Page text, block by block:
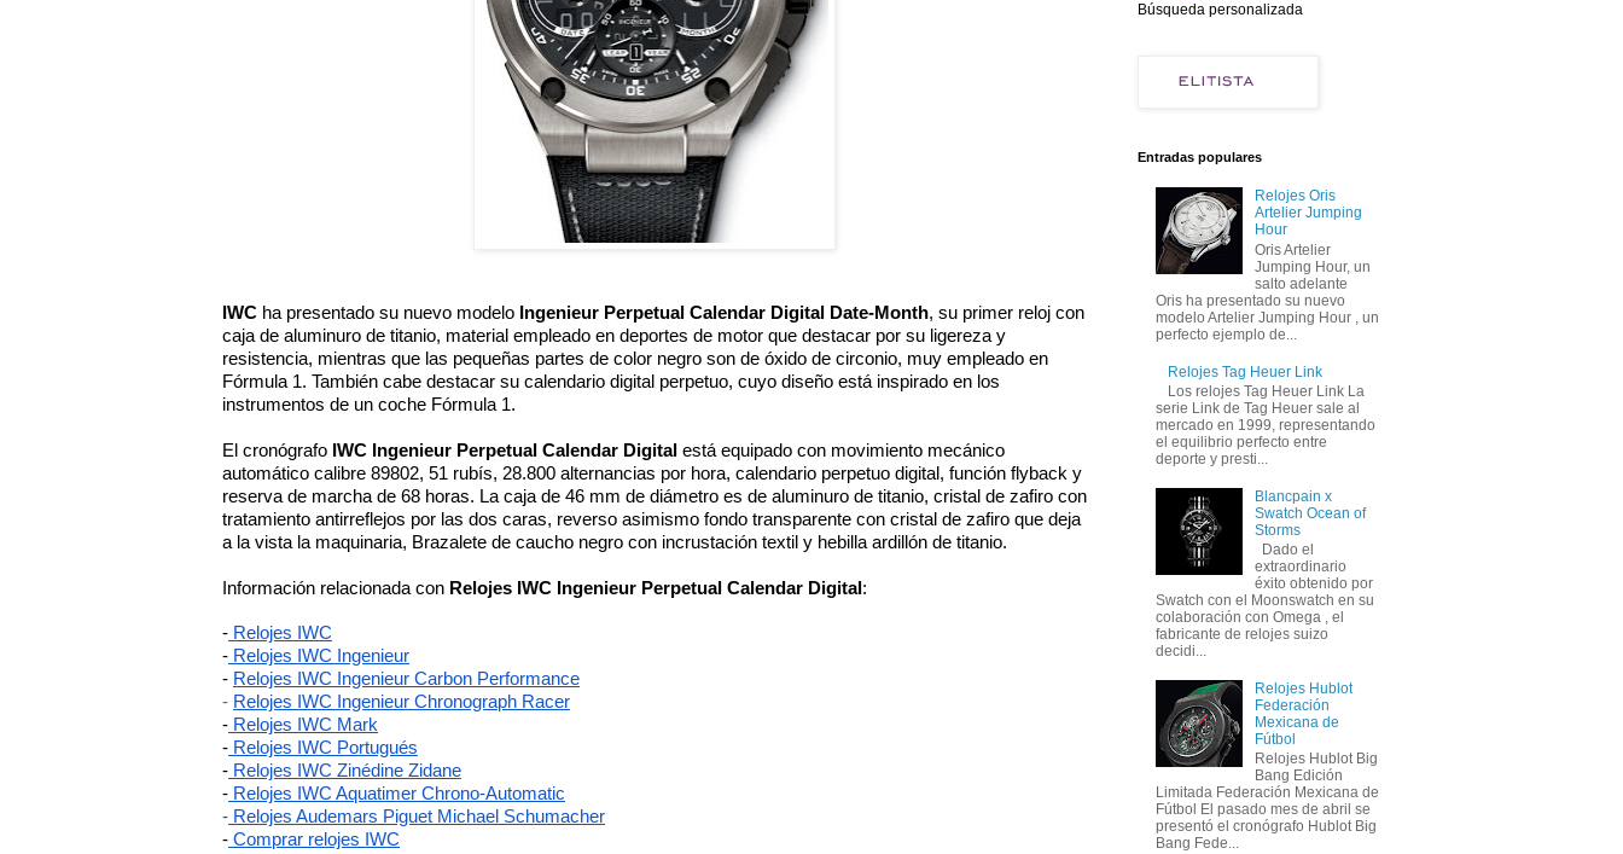
IWC ha presentado su nuevo modelo Ingenieur Perpetual Calendar Digital Date-Month, su primer reloj con
caja de aluminuro de titanio, material empleado en deportes de motor que destacar por su ligereza y
resistencia, mientras que las pequeñas partes de color negro son de óxido de circonio, muy empleado en
Fórmula 1. También cabe destacar su calendario digital perpetuo, cuyo diseño está inspirado en los
instrumentos de un coche Fórmula 1.
El cronógrafo IWC Ingenieur Perpetual Calendar Digital está equipado con movimiento mecánico
automático calibre 89802, 51 rubís, 28.800 alternancias por hora, calendario perpetuo digital, función flyback y
reserva de marcha de 68 horas. La caja de 46 mm de diámetro es de aluminuro de titanio, cristal de zafiro con
tratamiento antirreflejos por las dos caras, reverso asimismo fondo transparente con cristal de zafiro que deja
a la vista la maquinaria, Brazalete de caucho negro con incrustación textil y hebilla ardillón de titanio.
Información relacionada con Relojes IWC Ingenieur Perpetual Calendar Digital:
- Relojes IWC
- Relojes IWC Ingenieur
- Relojes IWC Ingenieur Carbon Performance
- Relojes IWC Ingenieur Chronograph Racer
- Relojes IWC Mark
- Relojes IWC Portugués
- Relojes IWC Zinédine Zidane
- Relojes IWC Aquatimer Chrono-Automatic
- Relojes Audemars Piguet Michael Schumacher
- Comprar relojes IWC
Búsqueda personalizada
Entradas populares
Relojes Oris
Artelier Jumping
Hour
Oris Artelier
Jumping Hour, un
salto adelante
Oris ha presentado su nuevo
modelo Artelier Jumping Hour , un
perfecto ejemplo de...
Relojes Tag Heuer Link
Los relojes Tag Heuer Link La
serie Link de Tag Heuer sale al
mercado en 1999, representando
el equilibrio perfecto entre
deporte y presti...
Blancpain x
Swatch Ocean of
Storms
Dado el
extraordinario
éxito obtenido por
Swatch con el Moonswatch en su
colaboración con Omega , el
fabricante de relojes suizo
decidi...
Relojes Hublot
Federación
Mexicana de
Fútbol
Relojes Hublot Big
Bang Edición
Limitada Federación Mexicana de
Fútbol El pasado mes de abril se
presentó el cronógrafo Hublot Big
Bang Fede...